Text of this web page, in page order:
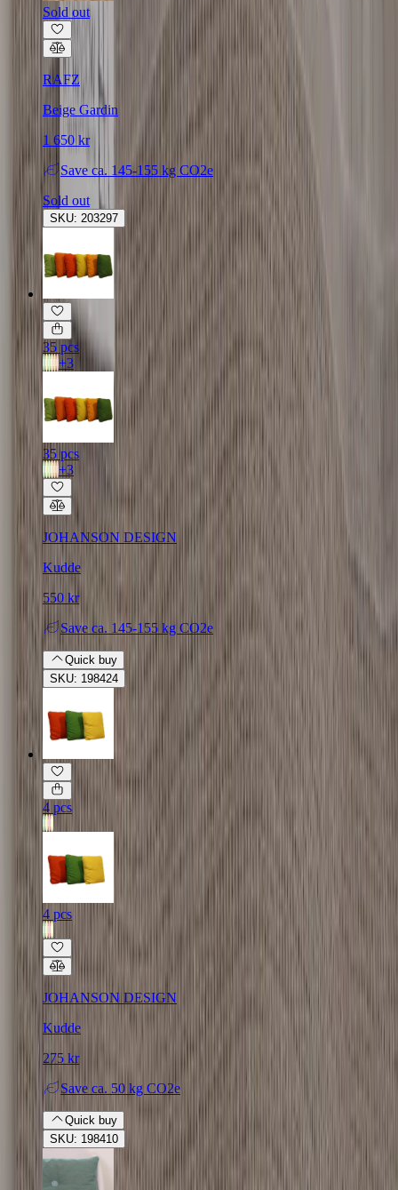
Sold out
RAFZ
Beige Gardin
1 650 kr
Save ca. 145-155 kg CO2e
Sold out
SKU: 203297
35 pcs
+3
35 pcs
+3
JOHANSON DESIGN
Kudde
550 kr
Save ca. 145-155 kg CO2e
Quick buy
SKU: 198424
4 pcs
4 pcs
JOHANSON DESIGN
Kudde
275 kr
Save ca. 50 kg CO2e
Quick buy
SKU: 198410